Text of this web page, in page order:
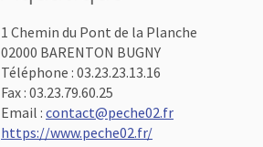
1 Chemin du Pont de la Planche
02000 BARENTON BUGNY
Téléphone : 03.23.23.13.16
Fax : 03.23.79.60.25
Email : contact@peche02.fr
https://www.peche02.fr/